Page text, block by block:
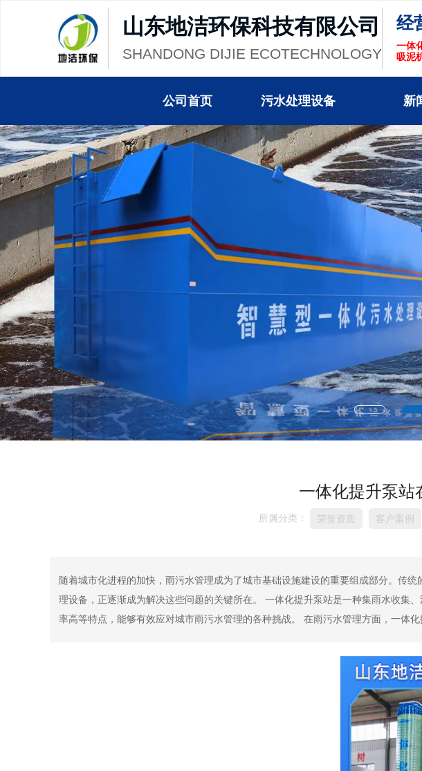
山东地洁环保科技有限公司
SHANDONG DIJIE ECOTECHNOLOGY
经
一体
吸泥
公司首页 污水处理设备 新
一体化提升泵站
所属分类： 荣誉资质 客户案例
随着城市化进程的加快，雨污水管理成为了城市基础设施建设的重要组成部分。传
理设备，正逐渐成为解决这些问题的关键所在。 一体化提升泵站是一种集雨水收集
率高等特点，能够有效应对城市雨污水管理的各种挑战。 在雨污水管理方面，一体